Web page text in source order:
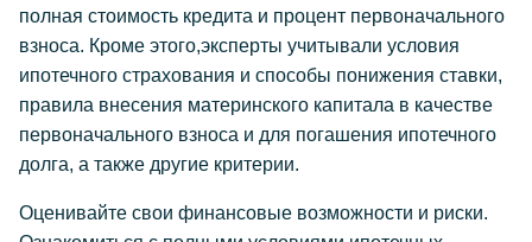
полная стоимость кредита и процент первоначального
взноса. Кроме этого,эксперты учитывали условия
ипотечного страхования и способы понижения ставки,
правила внесения материнского капитала в качестве
первоначального взноса и для погашения ипотечного
долга, а также другие критерии.
Оценивайте свои финансовые возможности и риски.